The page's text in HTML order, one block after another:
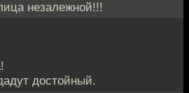
незалежной!!!
достойный.